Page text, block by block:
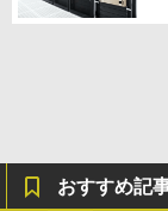
おすすめ記